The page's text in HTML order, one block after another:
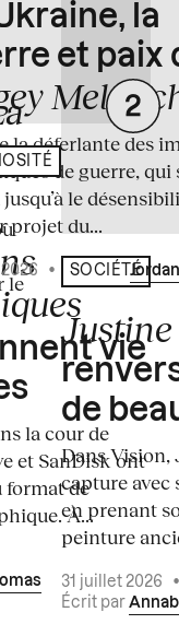
le
vie
la cour de
et SanDisk ont
format de
À...
la
et paix
la déferlante des
de guerre, qui
le
projet du...
• Écrit par
SOCIÉTÉ
de
Dans
capture avec
en prenant
peinture
31 juillet 2026
Écrit par